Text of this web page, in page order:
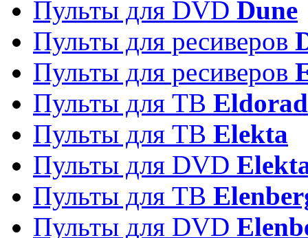
Пульты для DVD Dune
Пульты для ресиверов
Пульты для ресиверов
Пульты для ТВ
Пульты для ТВ Elekta
Пульты для DVD
Пульты для ТВ
Пульты для DVD